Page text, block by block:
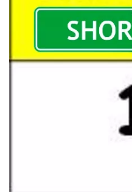
Employeurs
Publiez une offre d'emploi